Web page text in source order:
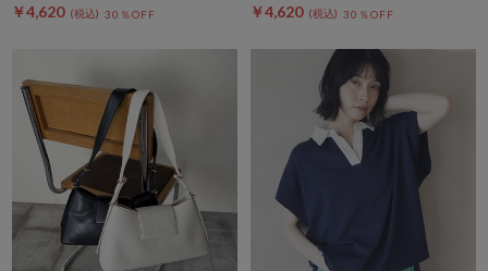
￥4,620 30％OFF ￥4,620 30％OFF